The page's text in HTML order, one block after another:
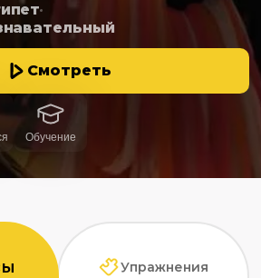
Смотреть
Обучение
Упражнения